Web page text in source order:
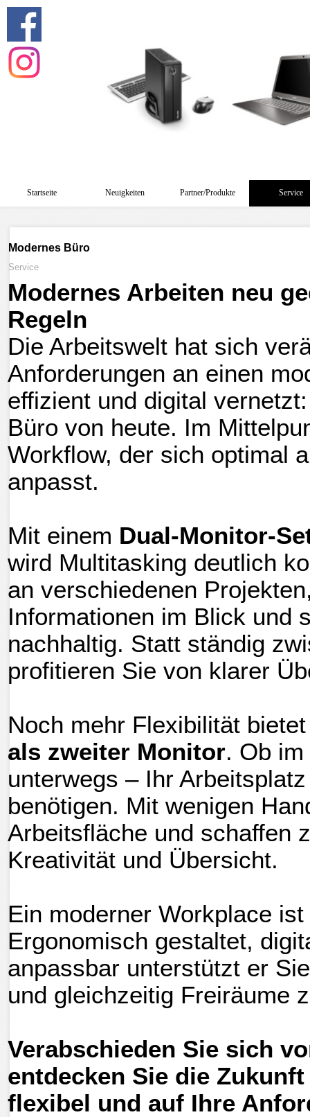
Startseite Neuigkeiten Partner/Produkte Service
Modernes Büro
Service
Modernes Arbeiten neu
Regeln
Die Arbeitswelt hat sich
Anforderungen an einen
effizient und digital
Büro von heute. Im
Workflow, der sich optimal
anpasst.
Mit einem Dual-Monitor-
wird Multitasking deutlich
an verschiedenen
Informationen im Blick und
nachhaltig. Statt ständig
profitieren Sie von klarer
Noch mehr Flexibilität
als zweiter Monitor. Ob
unterwegs – Ihr
benötigen. Mit wenigen
Arbeitsfläche und schaffen
Kreativität und Übersicht.
Ein moderner Workplace
Ergonomisch gestaltet,
anpassbar unterstützt er
und gleichzeitig Freiräume
Verabschieden Sie sich
entdecken Sie die
flexibel und auf Ihre